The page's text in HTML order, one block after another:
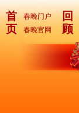
首
页
春晚门户
春晚官网
回
顾